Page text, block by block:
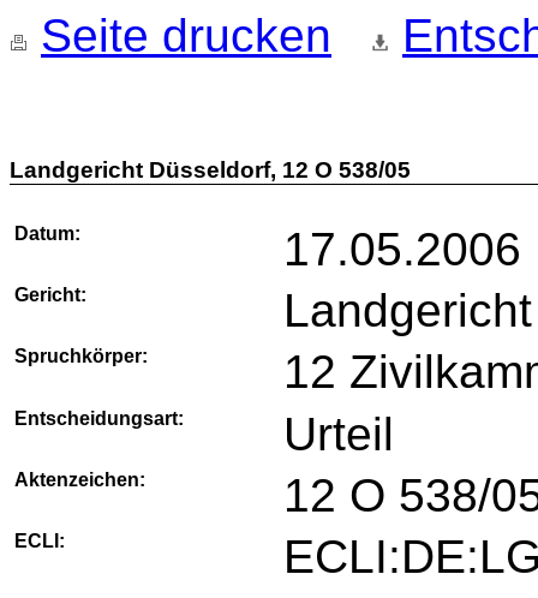
Seite drucken
Landgericht Düsseldorf, 12 O 538/05
Datum: 17.05.2006
Gericht:
Spruchkörper: 12
Entscheidungsart: Urteil
Aktenzeichen: 12 O 538/
ECLI: